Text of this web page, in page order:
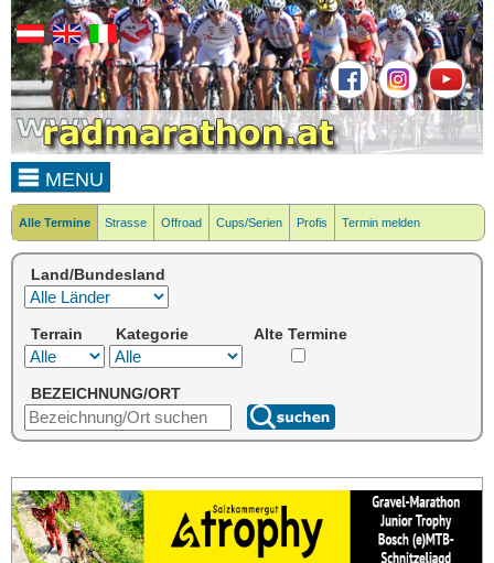
MENU
Alle Termine Strasse Offroad Cups/Serien Profis Termin melden
Land/Bundesland
Terrain Kategorie Alte Termine
BEZEICHNUNG/ORT